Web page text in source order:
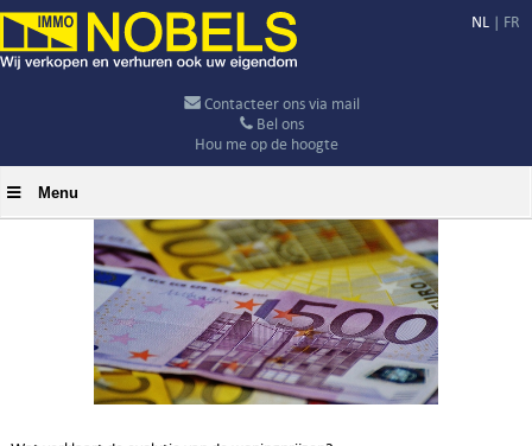
NL | FR
Contacteer ons via mail
Bel ons
Hou me op de hoogte
Menu